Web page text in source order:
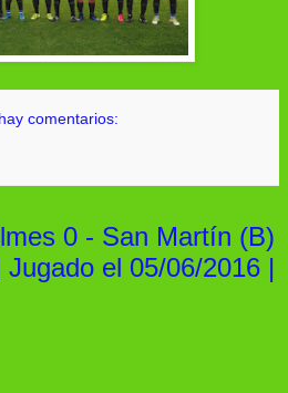
comentarios:
0 - San Martín (B)
el 05/06/2016 |